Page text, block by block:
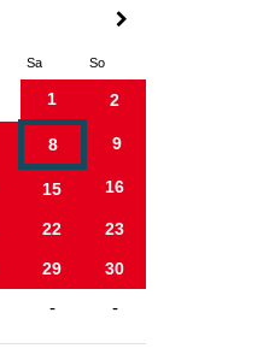
Sa So
1 2
8 9
15 16
22 23
29 30
- -